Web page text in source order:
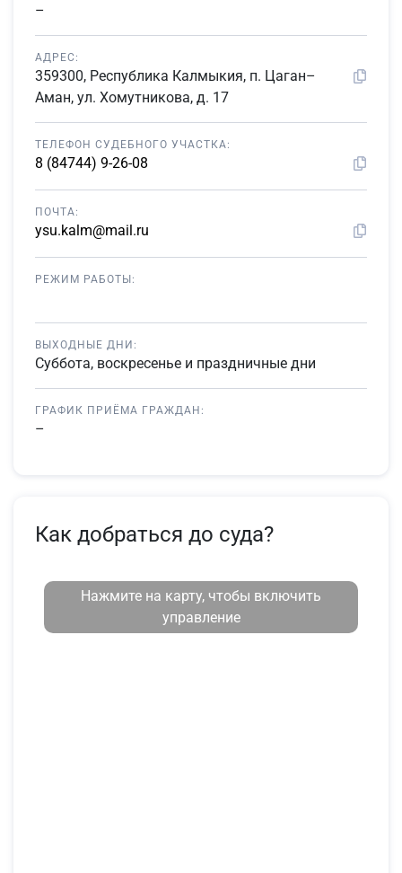
–
АДРЕС:
359300, Республика Калмыкия, п. Цаган–
Аман, ул. Хомутникова, д. 17
ТЕЛЕФОН СУДЕБНОГО УЧАСТКА:
8 (84744) 9-26-08
ПОЧТА:
ysu.kalm@mail.ru
РЕЖИМ РАБОТЫ:
ВЫХОДНЫЕ ДНИ:
Суббота, воскресенье и праздничные дни
ГРАФИК ПРИЁМА ГРАЖДАН:
–
Как добраться до суда?
Нажмите на карту, чтобы включить
управление